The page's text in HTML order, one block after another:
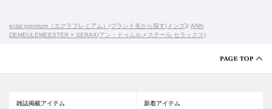
eclat premium（エクラプレミアム） /ブランド名から探す(メンズ)/ ANN
DEMEULEMEESTER × SERAX(アン・ドゥムルメステール セラックス)
雑誌掲載アイテム 新着アイテム